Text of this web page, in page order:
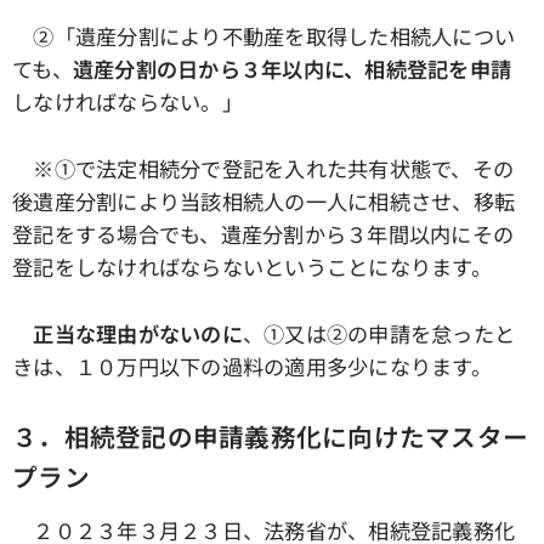
➁「遺産分割により不動産を取得した相続人につい
ても、 遺産分割の日から３年以内に、相続登記を申請
しなければならない。」
※①で法定相続分で登記を入れた共有状態で、その
後遺産分割により当該相続人の一人に相続させ、移転
登記をする場合でも、遺産分割から３年間以内にその
登記をしなければならないということになります。
正当な理由がないのに、①又は➁の申請を怠ったと
きは、１０万円以下の過料の適用多少になります。
３．相続登記の申請義務化に向けたマスター
プラン
２０２３年３月２３日、法務省が、相続登記義務化